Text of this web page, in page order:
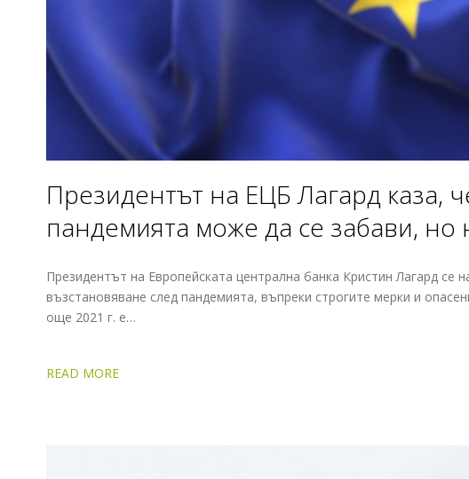
Президентът на ЕЦБ Лагард каза,
пандемията може да се забави, но
Президентът на Европейската централна банка Кристин Лагард се
възстановяване след пандемията, въпреки строгите мерки и
още 2021 г. е…
READ MORE